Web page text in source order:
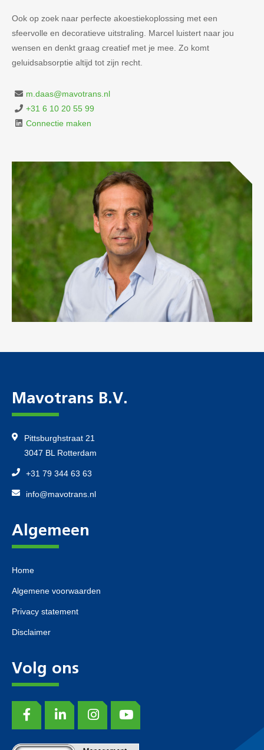
Ook op zoek naar perfecte akoestiekoplossing met een
sfeervolle en decoratieve uitstraling. Marcel luistert naar jou
wensen en denkt graag creatief met je mee. Zo komt
geluidsabsorptie altijd tot zijn recht.
m.daas@mavotrans.nl
+31 6 10 20 55 99
Connectie maken
Mavotrans B.V.
Pittsburghstraat 21
3047 BL Rotterdam
+31 79 344 63 63
info@mavotrans.nl
Algemeen
Home
Algemene voorwaarden
Privacy statement
Disclaimer
Volg ons